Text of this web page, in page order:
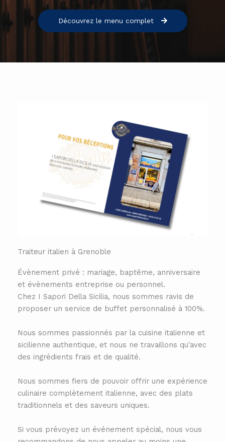
Découvrez le menu complet
Traiteur italien à Grenoble
Évènement privé : mariage, baptême, anniversaire
et évènements entreprise ou personnel.
Chez I Sapori Della Sicilia, nous sommes ravis de
proposer un service de buffet personnalisé à 100%.
Nous sommes passionnés par la cuisine italienne et
sicilienne authentique, et nous ne travaillons qu'avec
des ingrédients frais et de qualité.
Nous sommes fiers de pouvoir offrir une expérience
culinaire complètement italienne, avec des plats
traditionnels et des saveurs uniques.
Si vous prévoyez un événement spécial, nous vous